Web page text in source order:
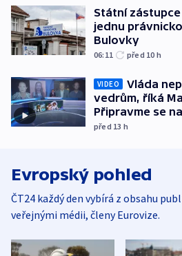
Státní
jednu
Bulovky
06:11 před 10 h
VIDEO
Vláda
vedrům, říká
Připravme se
před 13 h
Evropský pohled
ČT24 každý den vybírá z obsahu
veřejnými médii, členy Eurovize.